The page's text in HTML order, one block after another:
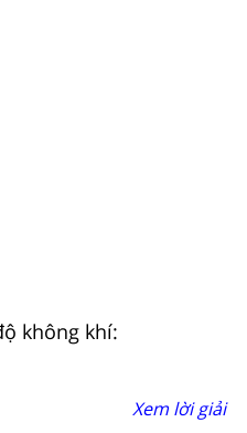
không khí:
Xem lời giải